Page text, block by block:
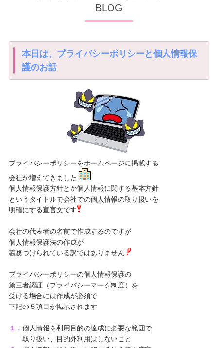
BLOG
本日は、プライバシーポリシーと個人情報保
護のお話
プライバシーポリシーをホームページに掲載する
会社が増えてきました
個人情報保護方針とか個人情報に関する基本方針
というタイトルで会社での個人情報の取り扱いを
明確にする宣言文です
会社の代表者の名前で作成するのですが
個人情報保護法の作成が
義務づけられている訳ではありません
プライバシーポリシーの個人情報保護の
第三者認証（プライバシーマーク制度）を
受ける場合には作成が必須で
下記の５項目が掲示されます
１． 個人情報を利用目的の達成に必要な範囲で
取り扱い、目的外利用はしないこと